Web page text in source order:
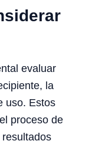
evaluar
la
uso. Estos
proceso de